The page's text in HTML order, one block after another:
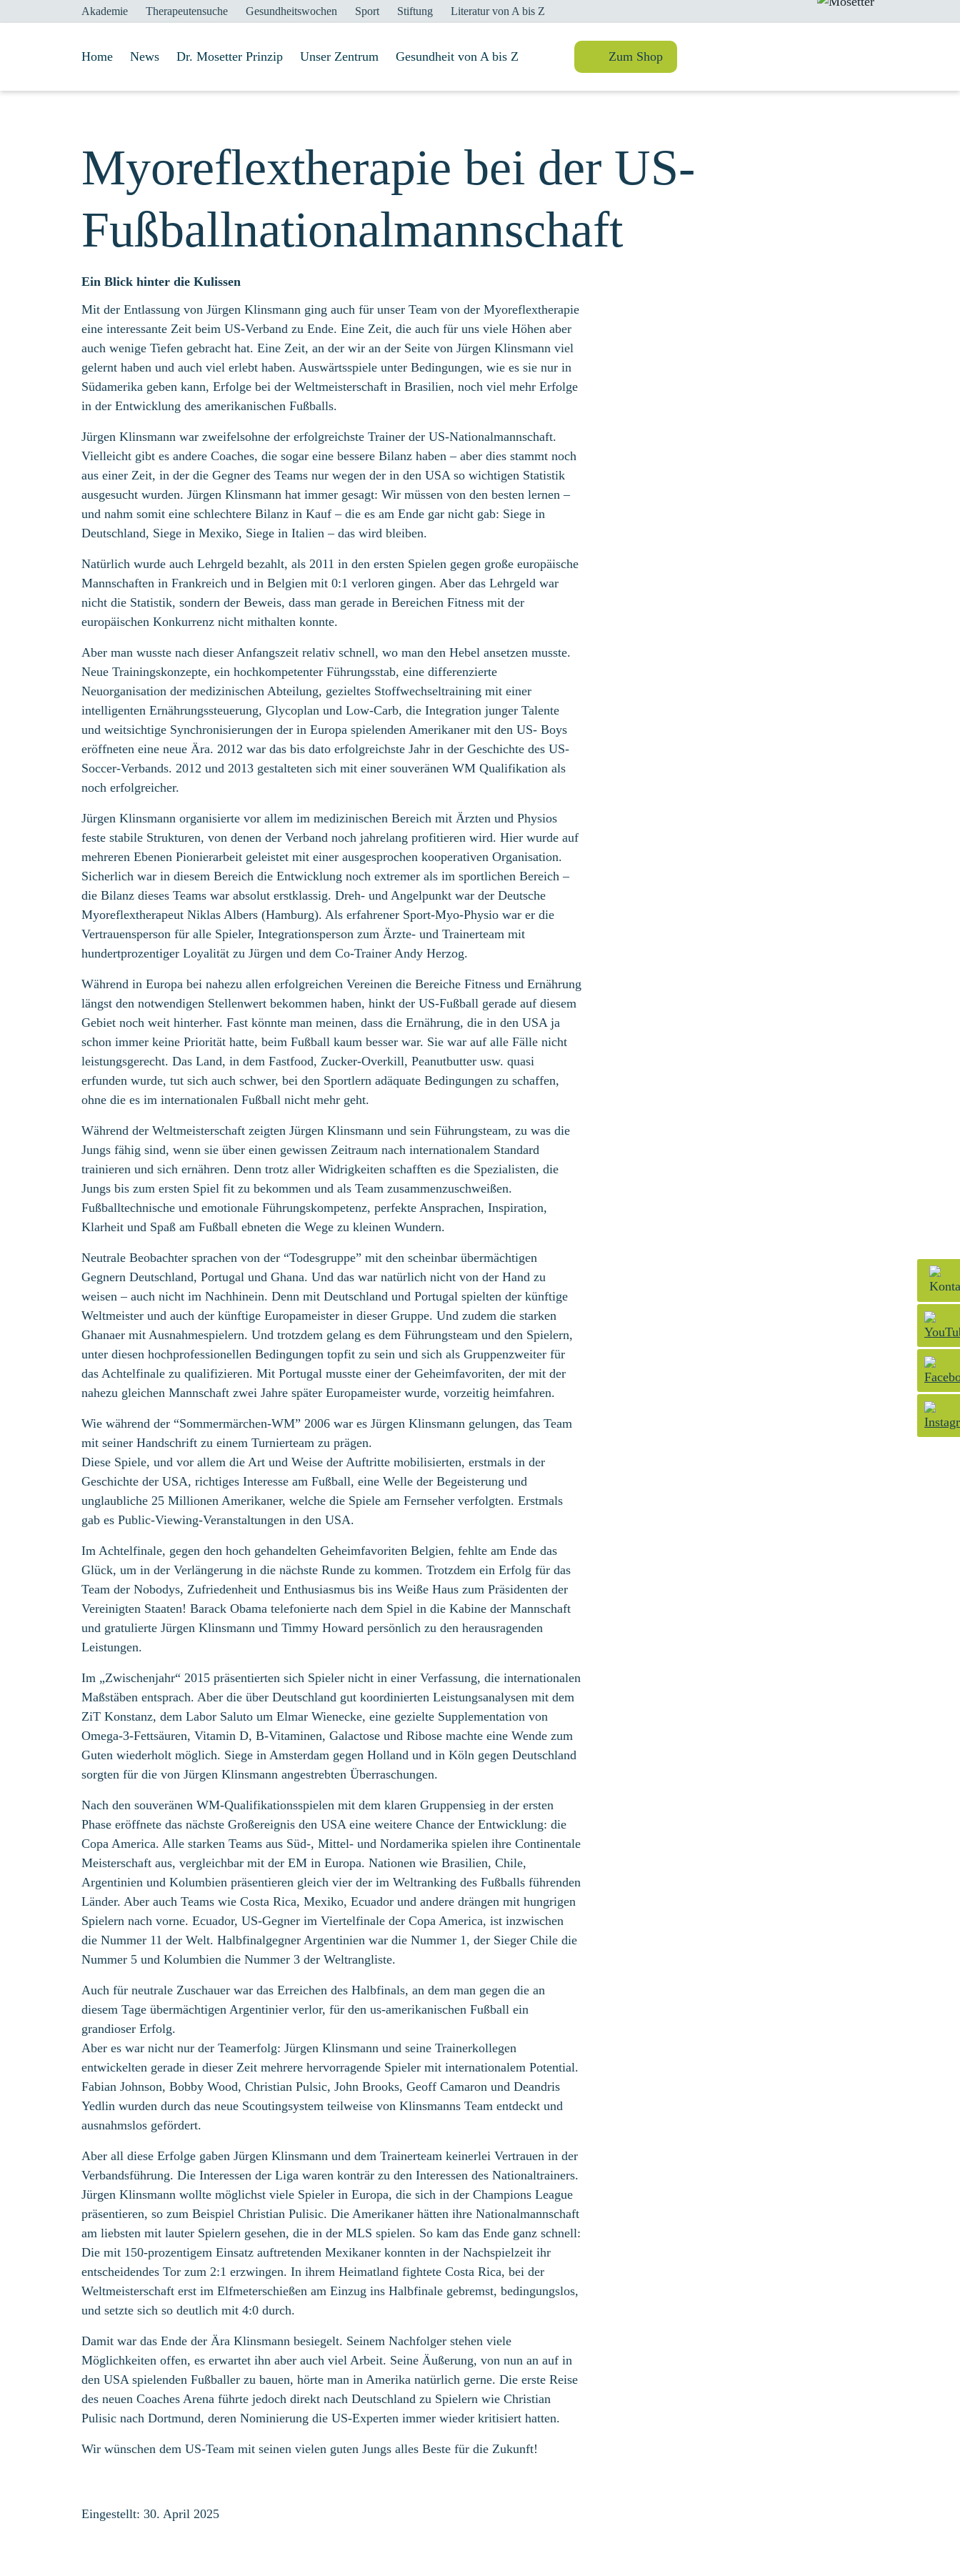
Akademie Therapeutensuche Gesundheitswochen Sport Stiftung Literatur von A bis Z
Home News Dr. Mosetter Prinzip Unser Zentrum Gesundheit von A bis Z
Suche Zum Shop
Myoreflextherapie bei der US-
Fußballnationalmannschaft
Ein Blick hinter die Kulissen
Mit der Entlassung von Jürgen Klinsmann ging auch für unser Team von der Myoreflextherapie
eine interessante Zeit beim US-Verband zu Ende. Eine Zeit, die auch für uns viele Höhen aber
auch wenige Tiefen gebracht hat. Eine Zeit, an der wir an der Seite von Jürgen Klinsmann viel
gelernt haben und auch viel erlebt haben. Auswärtsspiele unter Bedingungen, wie es sie nur in
Südamerika geben kann, Erfolge bei der Weltmeisterschaft in Brasilien, noch viel mehr Erfolge
in der Entwicklung des amerikanischen Fußballs.
Jürgen Klinsmann war zweifelsohne der erfolgreichste Trainer der US-Nationalmannschaft.
Vielleicht gibt es andere Coaches, die sogar eine bessere Bilanz haben – aber dies stammt noch
aus einer Zeit, in der die Gegner des Teams nur wegen der in den USA so wichtigen Statistik
ausgesucht wurden. Jürgen Klinsmann hat immer gesagt: Wir müssen von den besten lernen –
und nahm somit eine schlechtere Bilanz in Kauf – die es am Ende gar nicht gab: Siege in
Deutschland, Siege in Mexiko, Siege in Italien – das wird bleiben.
Natürlich wurde auch Lehrgeld bezahlt, als 2011 in den ersten Spielen gegen große europäische
Mannschaften in Frankreich und in Belgien mit 0:1 verloren gingen. Aber das Lehrgeld war
nicht die Statistik, sondern der Beweis, dass man gerade in Bereichen Fitness mit der
europäischen Konkurrenz nicht mithalten konnte.
Aber man wusste nach dieser Anfangszeit relativ schnell, wo man den Hebel ansetzen musste.
Neue Trainingskonzepte, ein hochkompetenter Führungsstab, eine differenzierte
Neuorganisation der medizinischen Abteilung, gezieltes Stoffwechseltraining mit einer
intelligenten Ernährungssteuerung, Glycoplan und Low-Carb, die Integration junger Talente
und weitsichtige Synchronisierungen der in Europa spielenden Amerikaner mit den US- Boys
eröffneten eine neue Ära. 2012 war das bis dato erfolgreichste Jahr in der Geschichte des US-
Soccer-Verbands. 2012 und 2013 gestalteten sich mit einer souveränen WM Qualifikation als
noch erfolgreicher.
Jürgen Klinsmann organisierte vor allem im medizinischen Bereich mit Ärzten und Physios
feste stabile Strukturen, von denen der Verband noch jahrelang profitieren wird. Hier wurde auf
mehreren Ebenen Pionierarbeit geleistet mit einer ausgesprochen kooperativen Organisation.
Sicherlich war in diesem Bereich die Entwicklung noch extremer als im sportlichen Bereich –
die Bilanz dieses Teams war absolut erstklassig. Dreh- und Angelpunkt war der Deutsche
Myoreflextherapeut Niklas Albers (Hamburg). Als erfahrener Sport-Myo-Physio war er die
Vertrauensperson für alle Spieler, Integrationsperson zum Ärzte- und Trainerteam mit
hundertprozentiger Loyalität zu Jürgen und dem Co-Trainer Andy Herzog.
Während in Europa bei nahezu allen erfolgreichen Vereinen die Bereiche Fitness und Ernährung
längst den notwendigen Stellenwert bekommen haben, hinkt der US-Fußball gerade auf diesem
Gebiet noch weit hinterher. Fast könnte man meinen, dass die Ernährung, die in den USA ja
schon immer keine Priorität hatte, beim Fußball kaum besser war. Sie war auf alle Fälle nicht
leistungsgerecht. Das Land, in dem Fastfood, Zucker-Overkill, Peanutbutter usw. quasi
erfunden wurde, tut sich auch schwer, bei den Sportlern adäquate Bedingungen zu schaffen,
ohne die es im internationalen Fußball nicht mehr geht.
Während der Weltmeisterschaft zeigten Jürgen Klinsmann und sein Führungsteam, zu was die
Jungs fähig sind, wenn sie über einen gewissen Zeitraum nach internationalem Standard
trainieren und sich ernähren. Denn trotz aller Widrigkeiten schafften es die Spezialisten, die
Jungs bis zum ersten Spiel fit zu bekommen und als Team zusammenzuschweißen.
Fußballtechnische und emotionale Führungskompetenz, perfekte Ansprachen, Inspiration,
Klarheit und Spaß am Fußball ebneten die Wege zu kleinen Wundern.
Neutrale Beobachter sprachen von der “Todesgruppe” mit den scheinbar übermächtigen
Gegnern Deutschland, Portugal und Ghana. Und das war natürlich nicht von der Hand zu
weisen – auch nicht im Nachhinein. Denn mit Deutschland und Portugal spielten der künftige
Weltmeister und auch der künftige Europameister in dieser Gruppe. Und zudem die starken
Ghanaer mit Ausnahmespielern. Und trotzdem gelang es dem Führungsteam und den Spielern,
unter diesen hochprofessionellen Bedingungen topfit zu sein und sich als Gruppenzweiter für
das Achtelfinale zu qualifizieren. Mit Portugal musste einer der Geheimfavoriten, der mit der
nahezu gleichen Mannschaft zwei Jahre später Europameister wurde, vorzeitig heimfahren.
Wie während der “Sommermärchen-WM” 2006 war es Jürgen Klinsmann gelungen, das Team
mit seiner Handschrift zu einem Turnierteam zu prägen.
Diese Spiele, und vor allem die Art und Weise der Auftritte mobilisierten, erstmals in der
Geschichte der USA, richtiges Interesse am Fußball, eine Welle der Begeisterung und
unglaubliche 25 Millionen Amerikaner, welche die Spiele am Fernseher verfolgten. Erstmals
gab es Public-Viewing-Veranstaltungen in den USA.
Im Achtelfinale, gegen den hoch gehandelten Geheimfavoriten Belgien, fehlte am Ende das
Glück, um in der Verlängerung in die nächste Runde zu kommen. Trotzdem ein Erfolg für das
Team der Nobodys, Zufriedenheit und Enthusiasmus bis ins Weiße Haus zum Präsidenten der
Vereinigten Staaten! Barack Obama telefonierte nach dem Spiel in die Kabine der Mannschaft
und gratulierte Jürgen Klinsmann und Timmy Howard persönlich zu den herausragenden
Leistungen.
Im „Zwischenjahr“ 2015 präsentierten sich Spieler nicht in einer Verfassung, die internationalen
Maßstäben entsprach. Aber die über Deutschland gut koordinierten Leistungsanalysen mit dem
ZiT Konstanz, dem Labor Saluto um Elmar Wienecke, eine gezielte Supplementation von
Omega-3-Fettsäuren, Vitamin D, B-Vitaminen, Galactose und Ribose machte eine Wende zum
Guten wiederholt möglich. Siege in Amsterdam gegen Holland und in Köln gegen Deutschland
sorgten für die von Jürgen Klinsmann angestrebten Überraschungen.
Nach den souveränen WM-Qualifikationsspielen mit dem klaren Gruppensieg in der ersten
Phase eröffnete das nächste Großereignis den USA eine weitere Chance der Entwicklung: die
Copa America. Alle starken Teams aus Süd-, Mittel- und Nordamerika spielen ihre Continentale
Meisterschaft aus, vergleichbar mit der EM in Europa. Nationen wie Brasilien, Chile,
Argentinien und Kolumbien präsentieren gleich vier der im Weltranking des Fußballs führenden
Länder. Aber auch Teams wie Costa Rica, Mexiko, Ecuador und andere drängen mit hungrigen
Spielern nach vorne. Ecuador, US-Gegner im Viertelfinale der Copa America, ist inzwischen
die Nummer 11 der Welt. Halbfinalgegner Argentinien war die Nummer 1, der Sieger Chile die
Nummer 5 und Kolumbien die Nummer 3 der Weltrangliste.
Auch für neutrale Zuschauer war das Erreichen des Halbfinals, an dem man gegen die an
diesem Tage übermächtigen Argentinier verlor, für den us-amerikanischen Fußball ein
grandioser Erfolg.
Aber es war nicht nur der Teamerfolg: Jürgen Klinsmann und seine Trainerkollegen
entwickelten gerade in dieser Zeit mehrere hervorragende Spieler mit internationalem Potential.
Fabian Johnson, Bobby Wood, Christian Pulsic, John Brooks, Geoff Camaron und Deandris
Yedlin wurden durch das neue Scoutingsystem teilweise von Klinsmanns Team entdeckt und
ausnahmslos gefördert.
Aber all diese Erfolge gaben Jürgen Klinsmann und dem Trainerteam keinerlei Vertrauen in der
Verbandsführung. Die Interessen der Liga waren konträr zu den Interessen des Nationaltrainers.
Jürgen Klinsmann wollte möglichst viele Spieler in Europa, die sich in der Champions League
präsentieren, so zum Beispiel Christian Pulisic. Die Amerikaner hätten ihre Nationalmannschaft
am liebsten mit lauter Spielern gesehen, die in der MLS spielen. So kam das Ende ganz schnell:
Die mit 150-prozentigem Einsatz auftretenden Mexikaner konnten in der Nachspielzeit ihr
entscheidendes Tor zum 2:1 erzwingen. In ihrem Heimatland fightete Costa Rica, bei der
Weltmeisterschaft erst im Elfmeterschießen am Einzug ins Halbfinale gebremst, bedingungslos,
und setzte sich so deutlich mit 4:0 durch.
Damit war das Ende der Ära Klinsmann besiegelt. Seinem Nachfolger stehen viele
Möglichkeiten offen, es erwartet ihn aber auch viel Arbeit. Seine Äußerung, von nun an auf in
den USA spielenden Fußballer zu bauen, hörte man in Amerika natürlich gerne. Die erste Reise
des neuen Coaches Arena führte jedoch direkt nach Deutschland zu Spielern wie Christian
Pulisic nach Dortmund, deren Nominierung die US-Experten immer wieder kritisiert hatten.
Wir wünschen dem US-Team mit seinen vielen guten Jungs alles Beste für die Zukunft!
Eingestellt: 30. April 2025